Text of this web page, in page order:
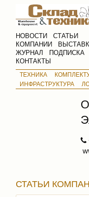
НОВОСТИ
СТАТЬИ
КОМПАНИИ
ЖУРНАЛ
ПОДПИСКА
КОНТАКТЫ
ТЕХНИКА
ИНФРАСТРУКТУРА
СТАТЬИ